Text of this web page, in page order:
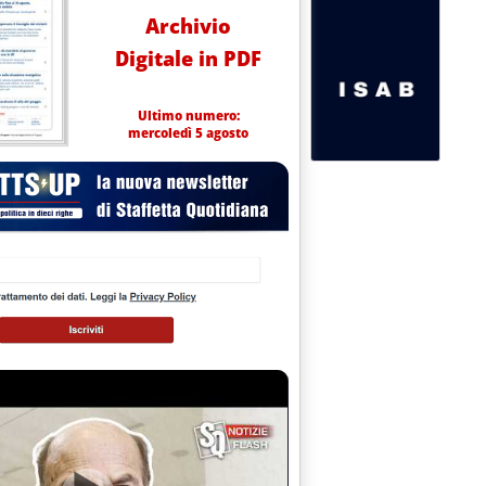
Archivio
Digitale in PDF
Ultimo numero:
mercoledì 5 agosto